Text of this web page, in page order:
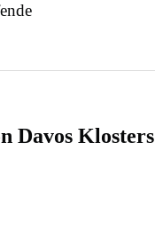
Davos Klosters